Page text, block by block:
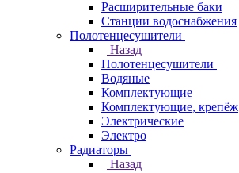
Расширительные баки
Станции водоснабжения
Полотенцесушители
Назад
Полотенцесушители
Водяные
Комплектующие
Комплектующие, крепёж
Электрические
Электро
Радиаторы
Назад